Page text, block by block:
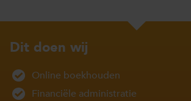
Dit doen wij
Online boekhouden
Financiële administratie